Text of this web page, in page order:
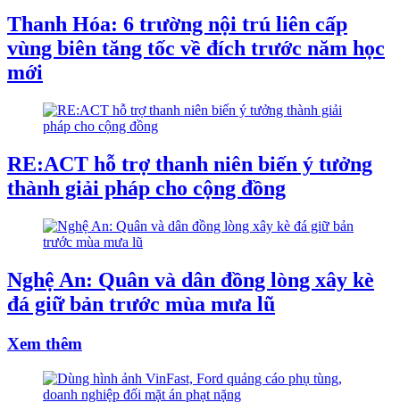
Thanh Hóa: 6 trường nội trú liên cấp
vùng biên tăng tốc về đích trước năm học
mới
RE:ACT hỗ trợ thanh niên biến ý tưởng
thành giải pháp cho cộng đồng
Nghệ An: Quân và dân đồng lòng xây kè
đá giữ bản trước mùa mưa lũ
Xem thêm